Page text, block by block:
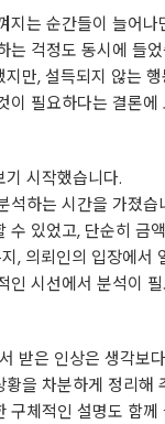
는 순간들이 늘어
는 걱정도 동시에 들
만, 설득되지 않는
필요하다는 결론에
시작했습니다.
석하는 시간을 가졌습
있었고, 단순히 금
, 의뢰인의 입장에
시선에서 분석이
받은 인상은 생각보
을 차분하게 정리해
구체적인 설명도 함께